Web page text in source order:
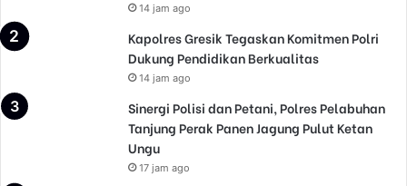
14 jam ago
Kapolres Gresik Tegaskan Komitmen Polri
Dukung Pendidikan Berkualitas
14 jam ago
Sinergi Polisi dan Petani, Polres Pelabuhan
Tanjung Perak Panen Jagung Pulut Ketan
Ungu
17 jam ago